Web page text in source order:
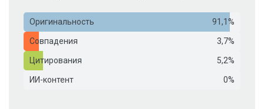
Оригинальность 91,1%
Совпадения 3,7%
Цитирования 5,2%
ИИ-контент 0%